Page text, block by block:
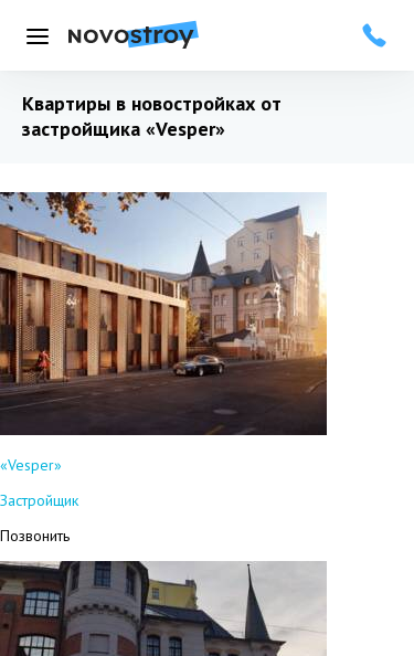
Меню
Квартиры в новостройках от
застройщика «Vesper»
«Vesper»
Застройщик
Позвонить